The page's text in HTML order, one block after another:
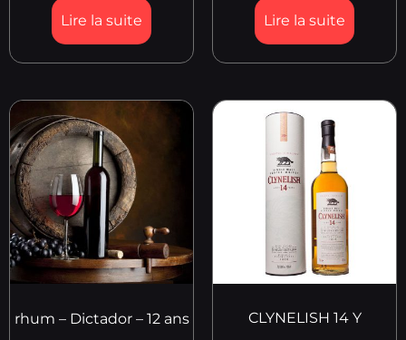
Lire la suite Lire la suite
rhum – Dictador – 12 ans CLYNELISH 14 Y